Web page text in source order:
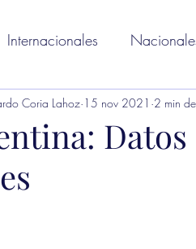
Internacionales
Coria Lahoz 15 nov 2021 2 min